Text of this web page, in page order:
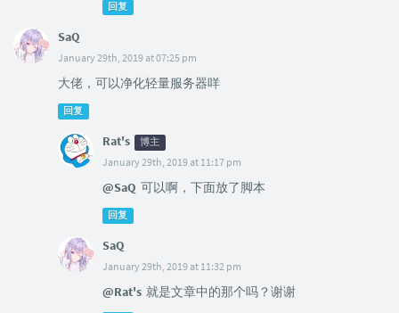
回复
SaQ
January 29th, 2019 at 07:25 pm
大佬，可以净化轻量服务器咩
回复
Rat's 博主
January 29th, 2019 at 11:17 pm
@SaQ 可以啊，下面放了脚本
回复
SaQ
January 29th, 2019 at 11:32 pm
@Rat's 就是文章中的那个吗？谢谢